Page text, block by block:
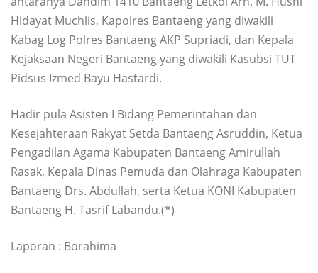
Hidayat Muchlis, Kapolres Bantaeng yang diwakili
Kabag Log Polres Bantaeng AKP Supriadi, dan Kepala
Kejaksaan Negeri Bantaeng yang diwakili Kasubsi TUT
Pidsus Izmed Bayu Hastardi.
Hadir pula Asisten I Bidang Pemerintahan dan
Kesejahteraan Rakyat Setda Bantaeng Asruddin, Ketua
Pengadilan Agama Kabupaten Bantaeng Amirullah
Rasak, Kepala Dinas Pemuda dan Olahraga Kabupaten
Bantaeng Drs. Abdullah, serta Ketua KONI Kabupaten
Bantaeng H. Tasrif Labandu.(*)
Laporan : Borahima